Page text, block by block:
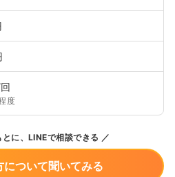
度
に、LINEで相談できる
について聞いてみる